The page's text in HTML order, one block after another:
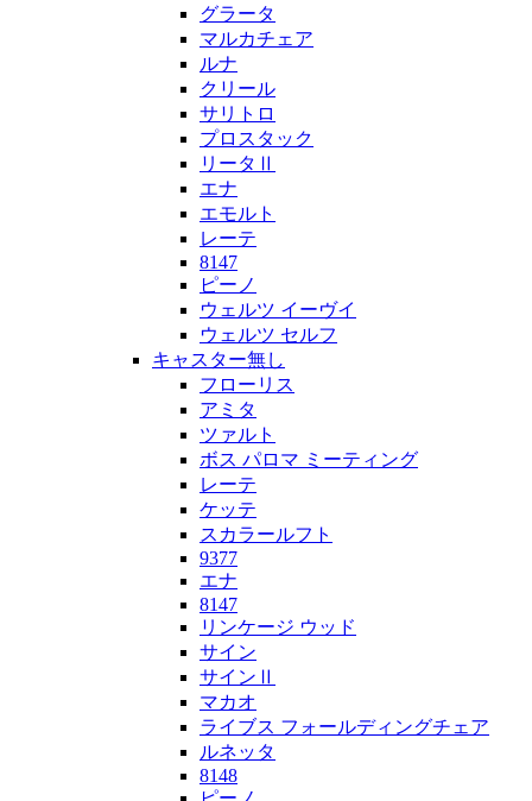
グラータ
マルカチェア
ルナ
クリール
サリトロ
プロスタック
リータⅡ
エナ
エモルト
レーテ
8147
ピーノ
ウェルツ イーヴイ
ウェルツ セルフ
キャスター無し
フローリス
アミタ
ツァルト
ボス パロマ ミーティング
レーテ
ケッテ
スカラールフト
9377
エナ
8147
リンケージ ウッド
サイン
サインⅡ
マカオ
ライブス フォールディングチェア
ルネッタ
8148